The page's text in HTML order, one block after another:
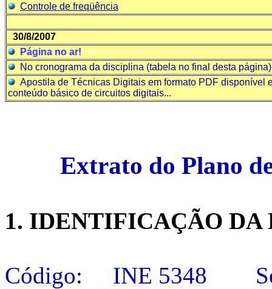
Controle de freqüência
30/8/2007
Página no ar!
No cronograma da disciplina (tabela no final desta
Apostila de Técnicas Digitais em formato PDF disponível
conteúdo básico de circuitos digitais...
Extrato do Plano
1. IDENTIFICAÇÃO
Código: INE 5348